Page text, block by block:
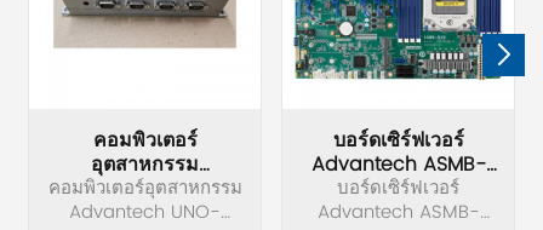
คอมพิวเตอร์
อุตสาหกรรม
Advantech UNO-
2271G-E22BE/4G/32G
คอมพิวเตอร์อุตสาหกรรม
Advantech UNO-
บอร์ดเซิร์ฟเวอร์
Advantech ASMB-
830I-00A1 ใหม่ล่าสุด
บอร์ดเซิร์ฟเวอร์
Advantech ASMB-